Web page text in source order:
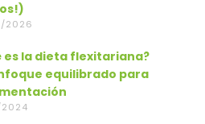
2026
es la dieta flexitariana?
equilibrado para